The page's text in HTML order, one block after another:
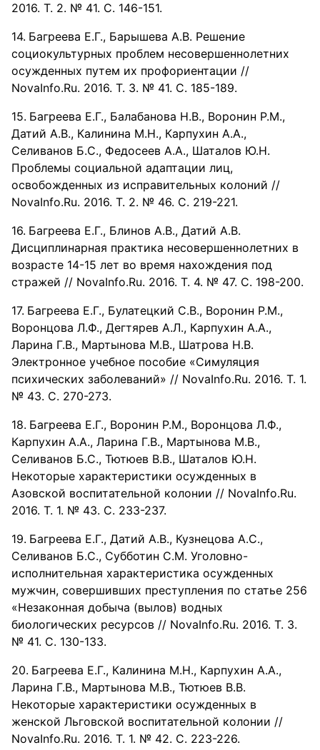
2016. Т. 2. № 41. С. 146-151.
Багреева Е.Г., Барышева А.В. Решение
социокультурных проблем несовершеннолетних
осужденных путем их профориентации //
NovaInfo.Ru. 2016. Т. 3. № 41. С. 185-189.
Багреева Е.Г., Балабанова Н.В., Воронин Р.М.,
Датий А.В., Калинина М.Н., Карпухин А.А.,
Селиванов Б.С., Федосеев А.А., Шаталов Ю.Н.
Проблемы социальной адаптации лиц,
освобожденных из исправительных колоний //
NovaInfo.Ru. 2016. Т. 2. № 46. С. 219-221.
Багреева Е.Г., Блинов А.В., Датий А.В.
Дисциплинарная практика несовершеннолетних в
возрасте 14-15 лет во время нахождения под
стражей // NovaInfo.Ru. 2016. Т. 4. № 47. С. 198-200.
Багреева Е.Г., Булатецкий С.В., Воронин Р.М.,
Воронцова Л.Ф., Дегтярев А.Л., Карпухин А.А.,
Ларина Г.В., Мартынова М.В., Шатрова Н.В.
Электронное учебное пособие «Симуляция
психических заболеваний» // NovaInfo.Ru. 2016. Т. 1.
№ 43. С. 270-273.
Багреева Е.Г., Воронин Р.М., Воронцова Л.Ф.,
Карпухин А.А., Ларина Г.В., Мартынова М.В.,
Селиванов Б.С., Тютюев В.В., Шаталов Ю.Н.
Некоторые характеристики осужденных в
Азовской воспитательной колонии // NovaInfo.Ru.
2016. Т. 1. № 43. С. 233-237.
Багреева Е.Г., Датий А.В., Кузнецова А.С.,
Селиванов Б.С., Субботин С.М. Уголовно-
исполнительная характеристика осужденных
мужчин, совершивших преступления по статье 256
«Незаконная добыча (вылов) водных
биологических ресурсов // NovaInfo.Ru. 2016. Т. 3.
№ 41. С. 130-133.
Багреева Е.Г., Калинина М.Н., Карпухин А.А.,
Ларина Г.В., Мартынова М.В., Тютюев В.В.
Некоторые характеристики осужденных в
женской Льговской воспитательной колонии //
NovaInfo.Ru. 2016. Т. 1. № 42. С. 223-226.